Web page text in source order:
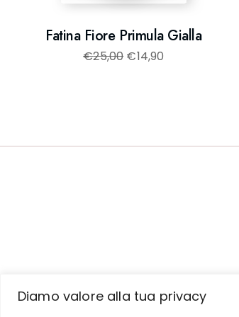
Diamo valore alla tua privacy
Fatina Fiore Primula Gialla
€25,00 €14,90